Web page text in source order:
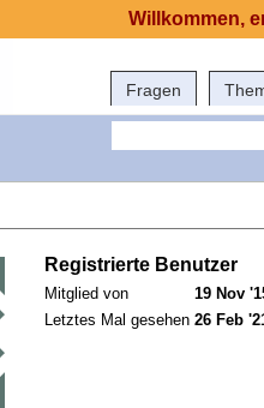
Fragen
Registrierte Benutzer
Mitglied von
19 Nov
Letztes Mal gesehen 26 Feb
Willkommen,